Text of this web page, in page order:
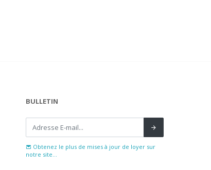
BULLETIN
Obtenez le plus de mises à jour de loyer sur
notre site...